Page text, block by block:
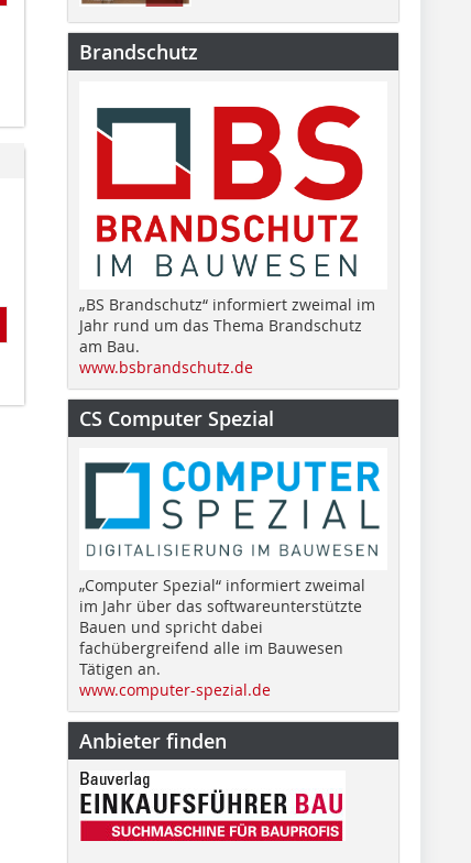
Brandschutz
„BS Brandschutz“ informiert zweimal im
Jahr rund um das Thema Brandschutz
am Bau.
www.bsbrandschutz.de
CS Computer Spezial
„Computer Spezial“ informiert zweimal
im Jahr über das softwareunterstützte
Bauen und spricht dabei
fachübergreifend alle im Bauwesen
Tätigen an.
www.computer-spezial.de
Anbieter finden